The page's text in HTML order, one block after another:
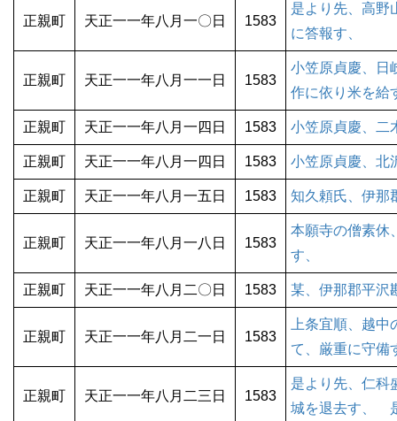
正親町 天正一一年八月一〇日 1583
是より先、高野
に答報す、
正親町 天正一一年八月一一日 1583
小笠原貞慶、日
作に依り米を給
正親町 天正一一年八月一四日 1583 小笠原貞慶、二
正親町 天正一一年八月一四日 1583 小笠原貞慶、北
正親町 天正一一年八月一五日 1583 知久頼氏、伊那
正親町 天正一一年八月一八日 1583
本願寺の僧素休
す、
正親町 天正一一年八月二〇日 1583 某、伊那郡平沢
正親町 天正一一年八月二一日 1583
上条宜順、越中
て、厳重に守備
正親町 天正一一年八月二三日 1583
是より先、仁科
城を退去す、